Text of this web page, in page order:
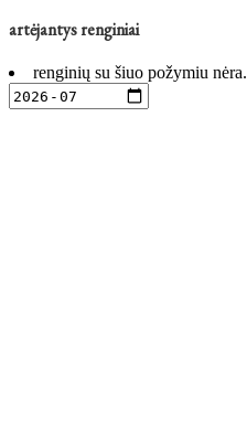
artėjantys renginiai
renginių su šiuo požymiu nėra.